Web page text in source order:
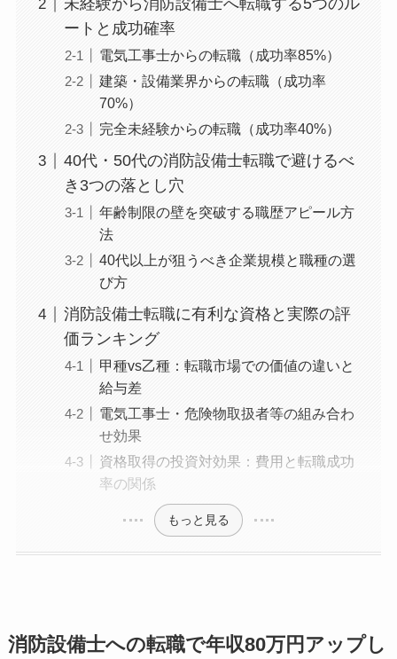
未経験から消防設備士へ転職する5つのル
ートと成功確率
電気工事士からの転職（成功率85%）
建築・設備業界からの転職（成功率
70%）
完全未経験からの転職（成功率40%）
40代・50代の消防設備士転職で避けるべ
き3つの落とし穴
年齢制限の壁を突破する職歴アピール方
法
40代以上が狙うべき企業規模と職種の選
び方
消防設備士転職に有利な資格と実際の評
価ランキング
甲種vs乙種：転職市場での価値の違いと
給与差
電気工事士・危険物取扱者等の組み合わ
せ効果
資格取得の投資対効果：費用と転職成功
率の関係
もっと見る
消防設備士への転職で年収80万円アップし